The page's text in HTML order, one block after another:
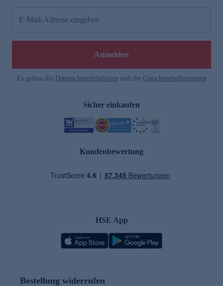
E-Mail-Adresse eingeben
Anmelden
Es gelten die Datenschutzrichtlinien und die Gutscheinbedingungen
Sicher einkaufen
Kundenbewertung
HSE App
Bestellung widerrufen